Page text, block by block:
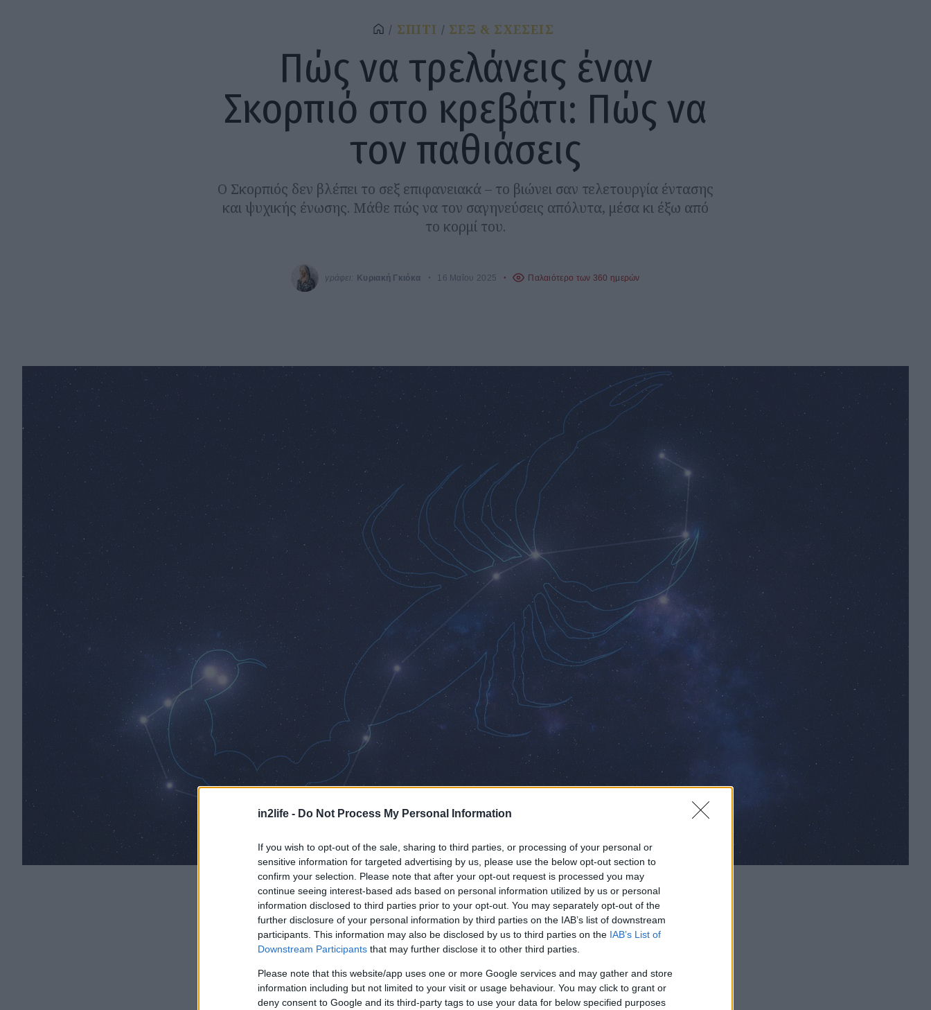
in2life - Do Not Process My Personal Information
If you wish to opt-out of the sale, sharing to third parties, or processing of your personal or
sensitive information for targeted advertising by us, please use the below opt-out section to
confirm your selection. Please note that after your opt-out request is processed you may
continue seeing interest-based ads based on personal information utilized by us or personal
information disclosed to third parties prior to your opt-out. You may separately opt-out of the
further disclosure of your personal information by third parties on the IAB’s list of downstream
participants. This information may also be disclosed by us to third parties on the IAB’s List of
Downstream Participants that may further disclose it to other third parties.
Please note that this website/app uses one or more Google services and may gather and store
information including but not limited to your visit or usage behaviour. You may click to grant or
deny consent to Google and its third-party tags to use your data for below specified purposes
ΣΠΙΤΙ ΣΕΞ & ΣΧΕΣΕΙΣ
Πώς να τρελάνεις έναν
Σκορπιό στο κρεβάτι: Πώς να
τον παθιάσεις
Ο Σκορπιός δεν βλέπει το σεξ επιφανειακά – το βιώνει σαν τελετουργία έντασης
και ψυχικής ένωσης. Μάθε πώς να τον σαγηνεύσεις απόλυτα, μέσα κι έξω από
το κορμί του.
γράφει: Κυριακή Γκιόκα 16 Μαΐου 2025 Παλαιότερο των 360 ημερών